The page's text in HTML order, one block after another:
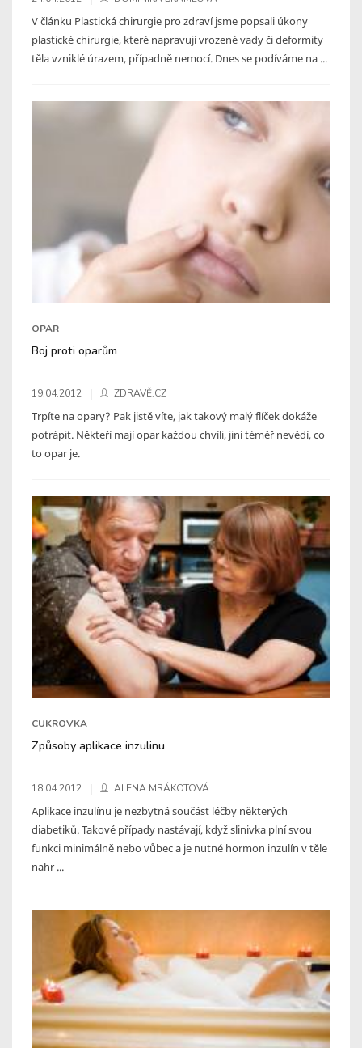
V článku Plastická chirurgie pro zdraví jsme popsali úkony
plastické chirurgie, které napravují vrozené vady či deformity
těla vzniklé úrazem, případně nemocí. Dnes se podíváme na ...
OPAR
Boj proti oparům
19.04.2012 ZDRAVĚ.CZ
Trpíte na opary? Pak jistě víte, jak takový malý flíček dokáže
potrápit. Někteří mají opar každou chvíli, jiní téměř nevědí, co
to opar je.
CUKROVKA
Způsoby aplikace inzulinu
18.04.2012 ALENA MRÁKOTOVÁ
Aplikace inzulínu je nezbytná součást léčby některých
diabetiků. Takové případy nastávají, když slinivka plní svou
funkci minimálně nebo vůbec a je nutné hormon inzulín v těle
nahr ...